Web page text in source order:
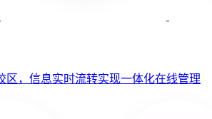
区，信息实时流转实现一体化在线管理